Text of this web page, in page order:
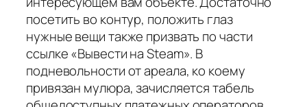
посетить во контур, положить глаз
нужные вещи также призвать по части
ссылке «Вывести на Steam». В
подневольности от ареала, ко коему
привязан мулюра, зачисляется табель